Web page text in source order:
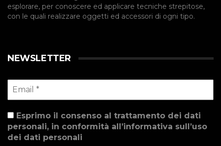
esplorare, per conoscere ed applicare tecniche strepitose,
con le quali realizzare oggetti ed accessori di ogni tipo.
NEWSLETTER
Esprimo il consenso al trattamento dei dati
personali, in conformità all’informativa sull’uso
dei dati personali